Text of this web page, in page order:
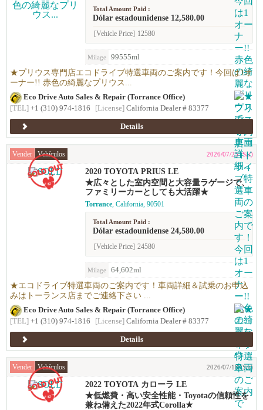
Total Amount Paid :
Dólar estadounidense 12,580.00
[Vehicle Price] 12580
Milage 99555ml
★プリウス専門店エコドライブ特選車両のご案内です！今回は1オ
ーナー!! 赤色の綺麗なプリウス...
Eco Drive Auto Sales & Repair (Torrance Office)
[TEL] +1 (310) 974-1816 [License] California Dealer # 83377
Details
Vender Vehículos 2026/07/25 (Sat)
2020 TOYOTA PRIUS LE
★広々とした室内空間と大容量ラゲージで、
ファミリーカーとしても大活躍★
Torrance, California, 90501
Total Amount Paid :
Dólar estadounidense 24,580.00
[Vehicle Price] 24580
Milage 64,602ml
★エコドライブ特選車両のご案内です！車両詳細＆試乗のお申込
みはトーランス店までご連絡下さい ...
Eco Drive Auto Sales & Repair (Torrance Office)
[TEL] +1 (310) 974-1816 [License] California Dealer # 83377
Details
Vender Vehículos 2026/07/18 (Sat)
2022 TOYOTA カローラ LE
★低燃費・高い安全性能・Toyotaの信頼性を
兼ね備えた2022年式Corolla★